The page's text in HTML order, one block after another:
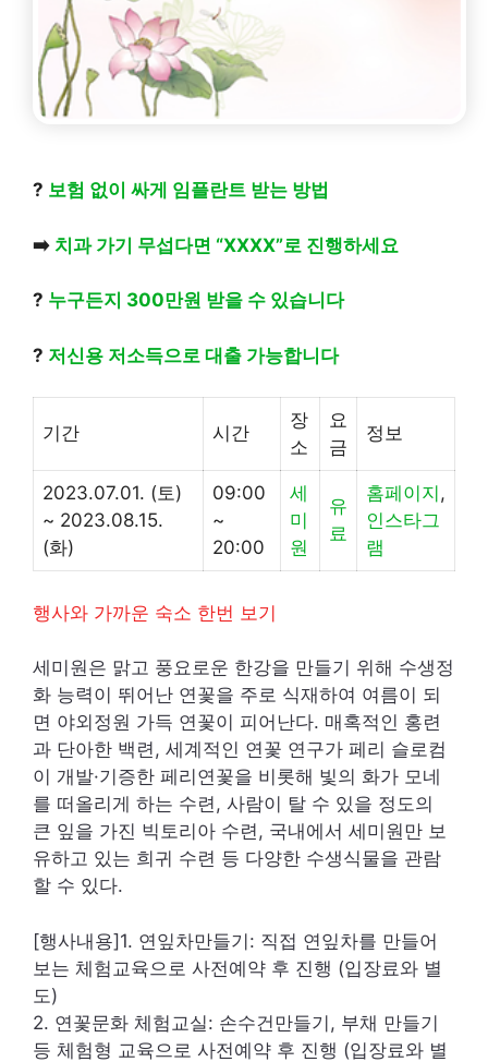
? 보험 없이 싸게 임플란트 받는 방법
➡️ 치과 가기 무섭다면 “XXXX”로 진행하세요
? 누구든지 300만원 받을 수 있습니다
? 저신용 저소득으로 대출 가능합니다
기간 시간
장
소
요
금
정보
2023.07.01. (토)
~ 2023.08.15.
(화)
09:00
~
20:00
세
미
원
유
료
홈페이지 ,
인스타그
램
행사와 가까운 숙소 한번 보기
세미원은 맑고 풍요로운 한강을 만들기 위해 수생정
화 능력이 뛰어난 연꽃을 주로 식재하여 여름이 되
면 야외정원 가득 연꽃이 피어난다. 매혹적인 홍련
과 단아한 백련, 세계적인 연꽃 연구가 페리 슬로컴
이 개발·기증한 페리연꽃을 비롯해 빛의 화가 모네
를 떠올리게 하는 수련, 사람이 탈 수 있을 정도의
큰 잎을 가진 빅토리아 수련, 국내에서 세미원만 보
유하고 있는 희귀 수련 등 다양한 수생식물을 관람
할 수 있다.
[행사내용]1. 연잎차만들기: 직접 연잎차를 만들어
보는 체험교육으로 사전예약 후 진행 (입장료와 별
도)
2. 연꽃문화 체험교실: 손수건만들기, 부채 만들기
등 체험형 교육으로 사전예약 후 진행 (입장료와 별